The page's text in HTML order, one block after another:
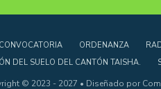
CONVOCATORIA ORDENANZA
DEL SUELO DEL CANTÓN TAISHA.
© 2023 - 2027 • Diseñado por